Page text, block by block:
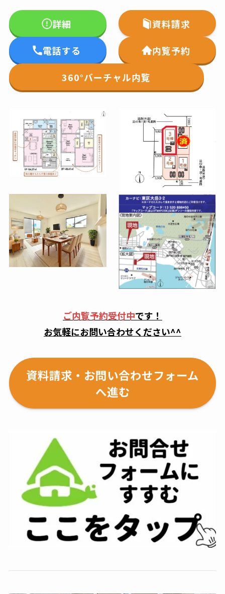
詳細 資料請求
電話する 内覧予約
360°バーチャル内覧
ご内覧予約受付中です！
お気軽にお問い合わせください^^
資料請求・お問い合わせフォーム
へ進む